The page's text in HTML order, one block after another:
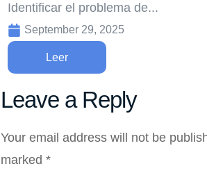
Identificar el problema de...
September 29, 2025
Leer
Leave a Reply
Your email address will not be
marked *